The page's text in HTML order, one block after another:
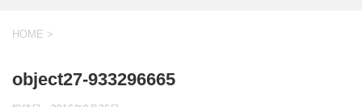
HOME >
object27-933296665